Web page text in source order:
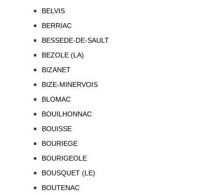
BELVIS
BERRIAC
BESSEDE-DE-SAULT
BEZOLE (LA)
BIZANET
BIZE-MINERVOIS
BLOMAC
BOUILHONNAC
BOUISSE
BOURIEGE
BOURIGEOLE
BOUSQUET (LE)
BOUTENAC